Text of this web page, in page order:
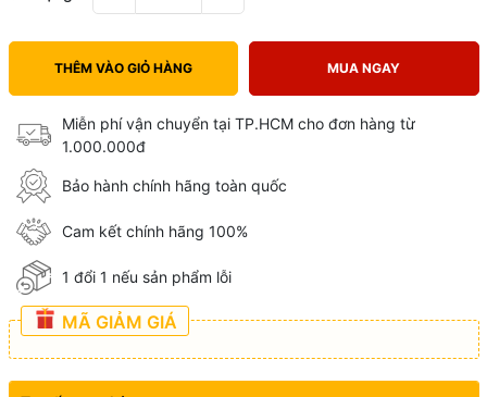
THÊM VÀO GIỎ HÀNG MUA NGAY
Miễn phí vận chuyển tại TP.HCM cho đơn hàng từ
1.000.000đ
Bảo hành chính hãng toàn quốc
Cam kết chính hãng 100%
1 đổi 1 nếu sản phẩm lỗi
MÃ GIẢM GIÁ